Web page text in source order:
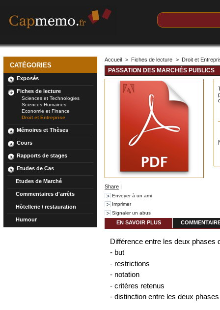
CATÉGORIES
Exposés
Fiches de lecture
Sciences et Technologies
Sciences Humaines
Economie et Finance
Droit et Entreprise
Mémoires et Thèses
Cours
Rapports de stages
Etudes de Cas
Etudes de Marché
Commentaires d'arrêts
Hôtellerie / restauration
Humour
Accueil > Fiches de lecture > Droit et
PASSATION DES MARCHÉS PUBLICS
Share |
Envoyer à un ami
Imprimer
Signaler un abus
EN SAVOIR PLUS
Différence entre les deux phases
- but
- restrictions
- notation
- critères retenus
- distinction entre les deux phases